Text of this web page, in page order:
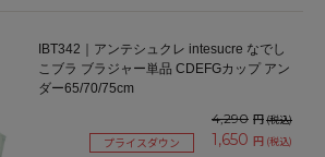
IBT342｜アンテシュクレ intesucre なでし
こブラ ブラジャー単品 CDEFGカップ アン
ダー65/70/75cm
4,290 円(税込)
プライスダウン 1,650 円 (税込)